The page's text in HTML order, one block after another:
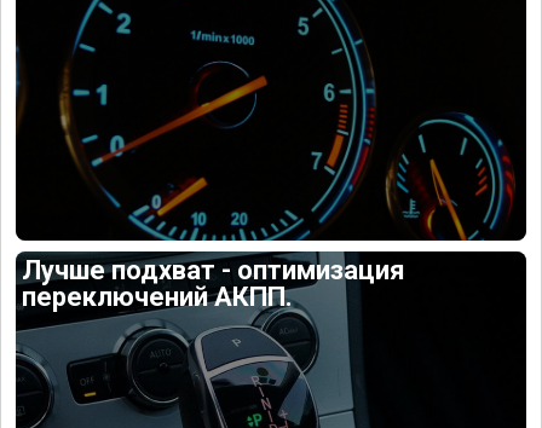
Лучше подхват - оптимизация
переключений АКПП.